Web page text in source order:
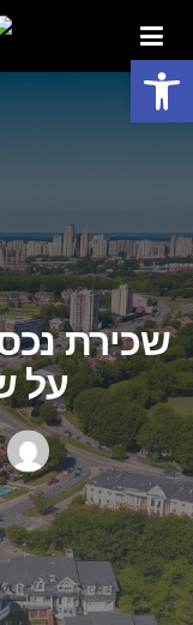
שכירת
על
פתח סרגל נגישות